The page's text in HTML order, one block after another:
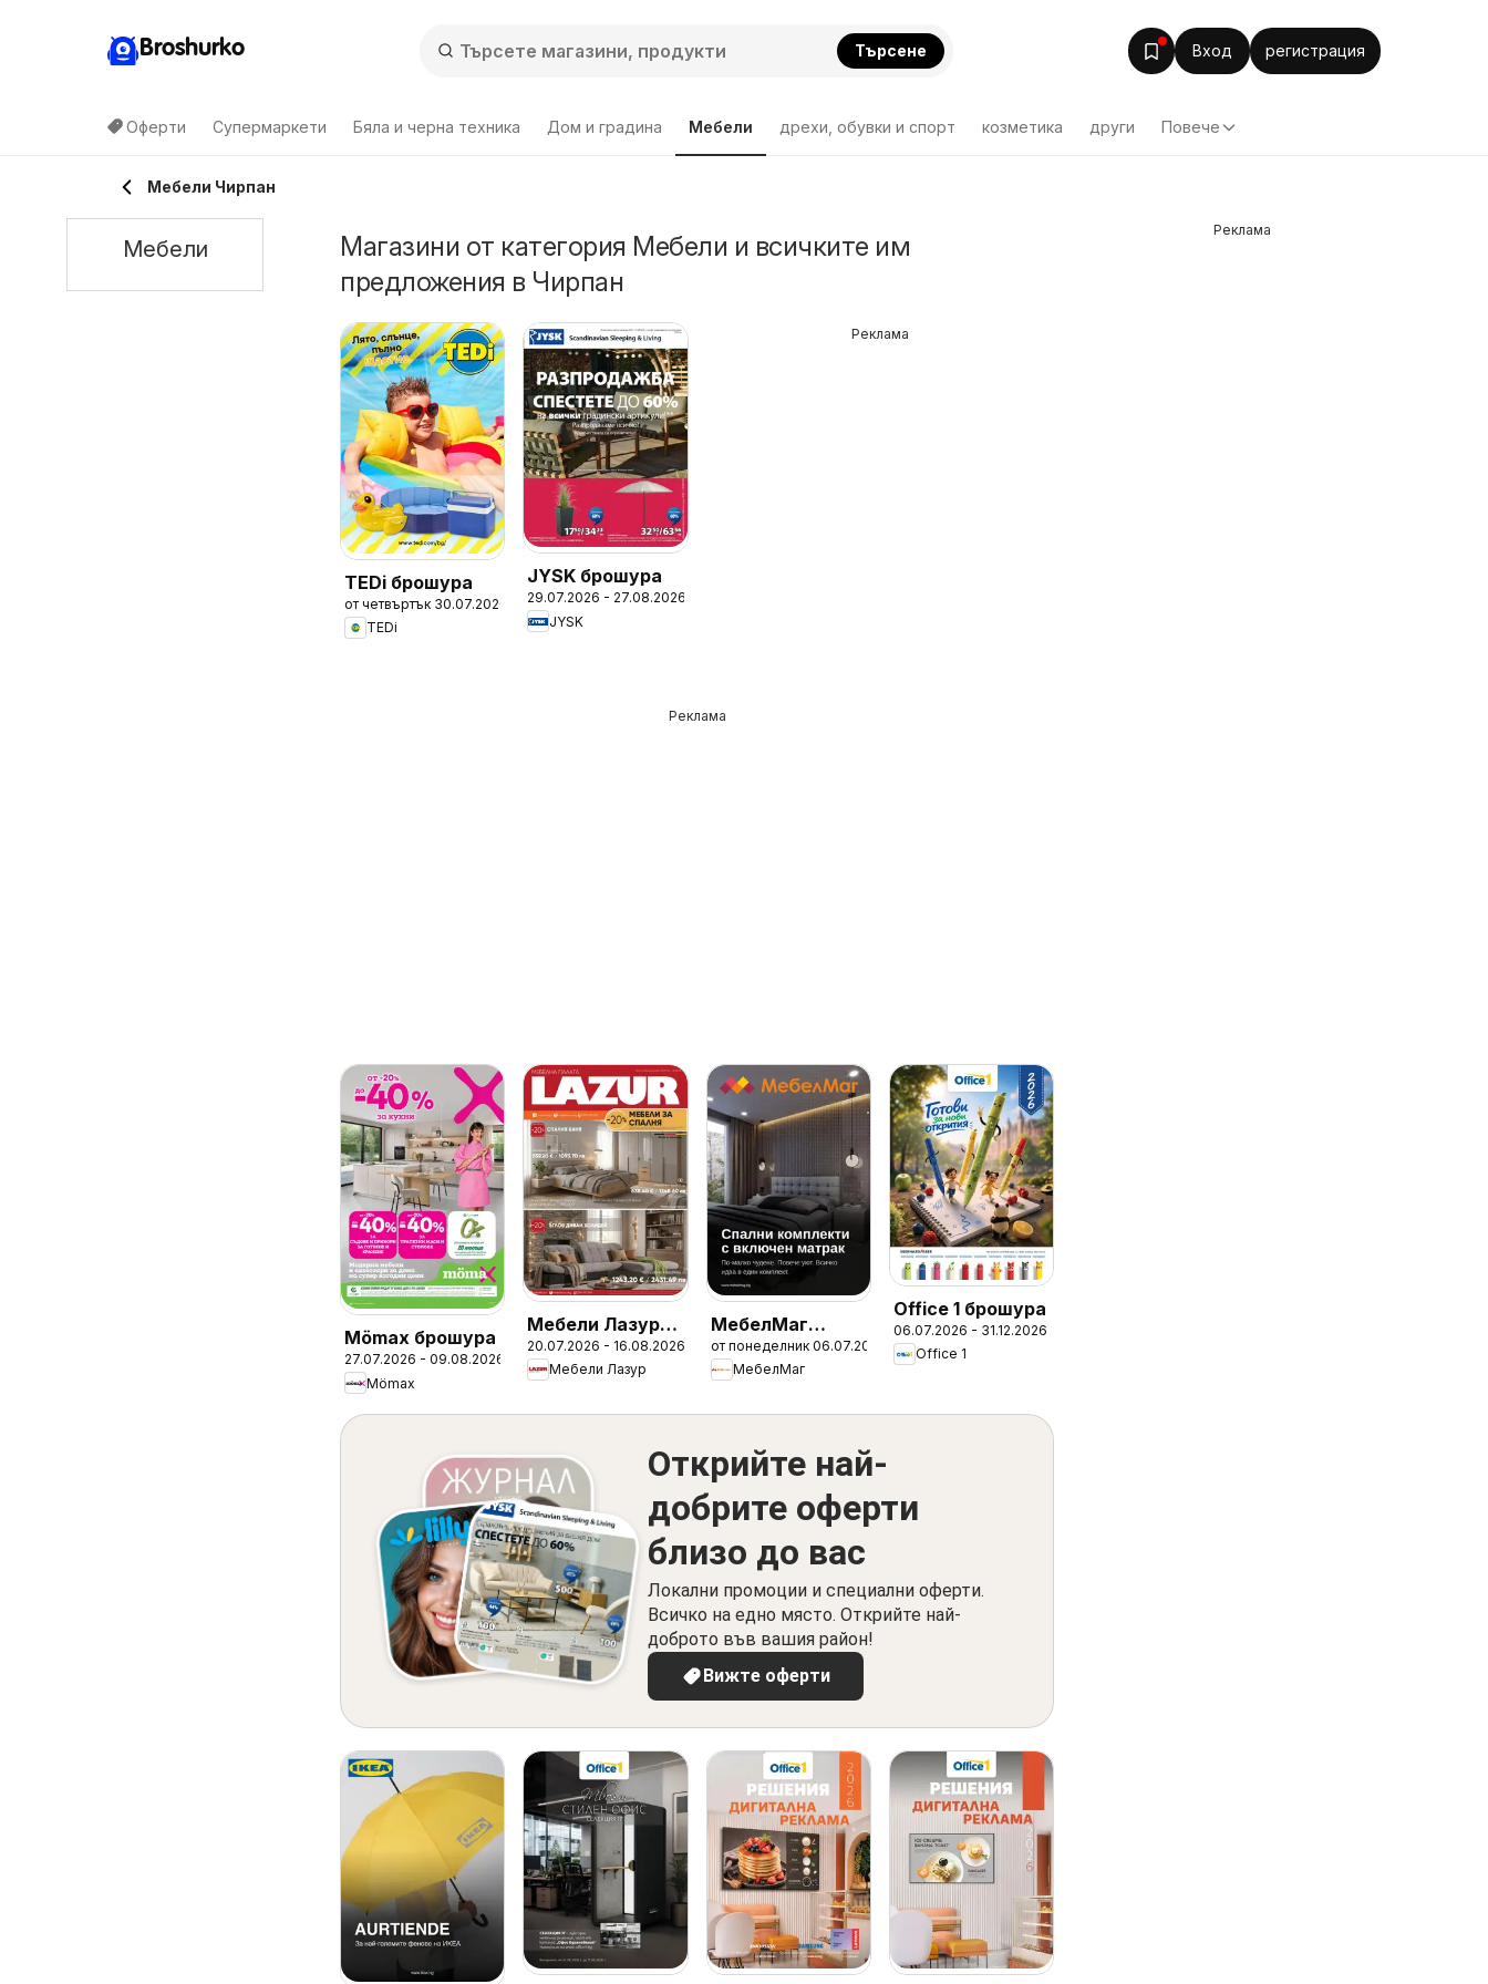
Broshurko Търсене Вход регистрация
Оферти Супермаркети Бяла и черна техника Дом и градина Мебели дрехи, обувки и спорт козметика други Повече
Мебели Чирпан
Магазини от категория Мебели и всичките им
предложения в Чирпан
TEDi брошура
от четвъртък 30.07.2026
TEDi
JYSK брошура
29.07.2026 - 27.08.2026
JYSK
Реклама
Реклама
Mömax брошура
27.07.2026 - 09.08.2026
Mömax
Мебели Лазур
брошура
20.07.2026 - 16.08.2026
Мебели Лазур
МебелМаг
брошура
от понеделник 06.07.2026
МебелМаг
Office 1 брошура
06.07.2026 - 31.12.2026
Office 1
Открийте най-
добрите оферти
близо до вас
Локални промоции и специални оферти.
Всичко на едно място. Открийте най-
доброто във вашия район!
Вижте оферти
Мебели
Реклама